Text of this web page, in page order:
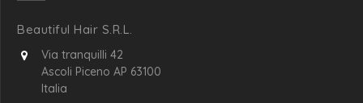
Beautiful Hair S.R.L.
Via tranquilli 42
Ascoli Piceno AP 63100
Italia